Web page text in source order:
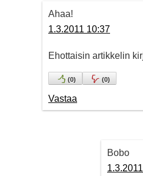
Ahaa!
1.3.2011 10:37
Ehottaisin artikkelin
(0) (0)
Vastaa
Bobo